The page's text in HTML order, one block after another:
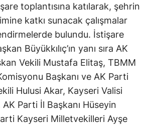
toplantısına katılarak, şehrin
katkı sunacak çalışmalar
bulundu. İstişare
Büyükkılıç’ın yanı sıra AK
Vekili Mustafa Elitaş, TBMM
Başkanı ve AK Parti
Hulusi Akar, Kayseri Valisi
Parti İl Başkanı Hüseyin
Kayseri Milletvekilleri Ayşe